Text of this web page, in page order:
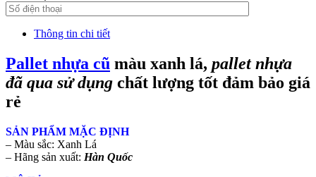
Thông tin chi tiết
Pallet nhựa cũ màu xanh lá, pallet nhựa
đã qua sử dụng chất lượng tốt đảm bảo giá
rẻ
SẢN PHẨM MẶC ĐỊNH
– Màu sắc: Xanh Lá
– Hãng sản xuất: Hàn Quốc